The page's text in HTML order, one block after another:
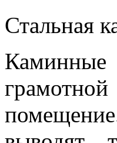
Стальная
Каминные